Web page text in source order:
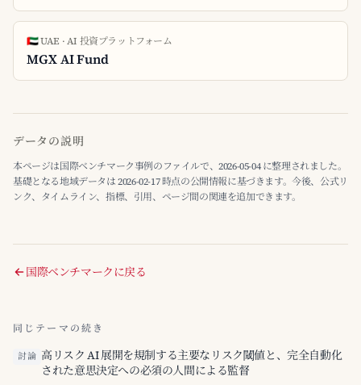
🇦🇪 UAE · AI 投資プラットフォーム
MGX AI Fund
データの説明
本ページは国際ベンチマーク事例のファイルで、2026-05-04 に整理されました。
基礎となる地域データは 2026-02-17 時点の公開情報に基づきます。今後、公式リ
ンク、タイムライン、指標、引用、ページ間の関連を追加できます。
国際ベンチマークに戻る
同じテーマの続き
討論 高リスク AI 展開を規制する主要なリスク閾値と、完全自動化
された意思決定への必須の人間による監督